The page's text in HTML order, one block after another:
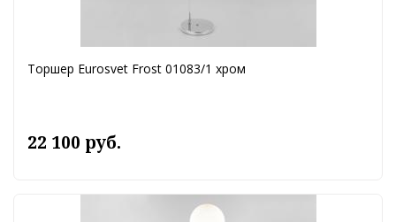
Торшер Eurosvet Frost 01083/1 хром
22 100 руб.